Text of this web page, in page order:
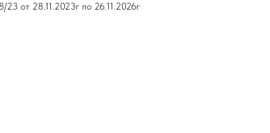
от 28.11.2023г по 26.11.2026г